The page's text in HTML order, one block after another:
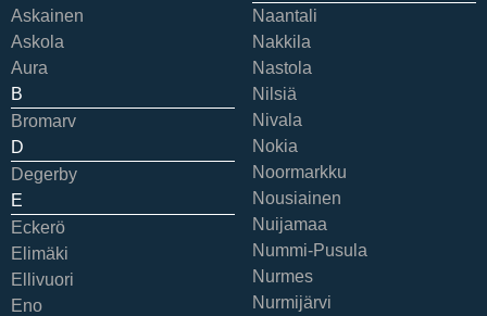
Askainen
Askola
Aura
B
Bromarv
D
Degerby
E
Eckerö
Elimäki
Ellivuori
Eno
Naantali
Nakkila
Nastola
Nilsiä
Nivala
Nokia
Noormarkku
Nousiainen
Nuijamaa
Nummi-Pusula
Nurmes
Nurmijärvi